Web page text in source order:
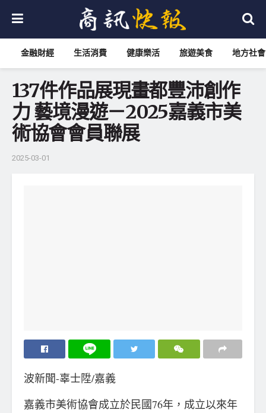
金融財經 生活消費 健康樂活 旅遊美食 地方社會
137件作品展現畫都豐沛創作
力 藝境漫遊－2025嘉義市美
術協會會員聯展
2025-03-01
波新聞-辜士陞/嘉義
嘉義市美術協會成立於民國76年，成立以來年